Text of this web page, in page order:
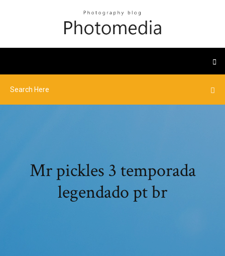
Mr pickles 3 temporada
legendado pt br